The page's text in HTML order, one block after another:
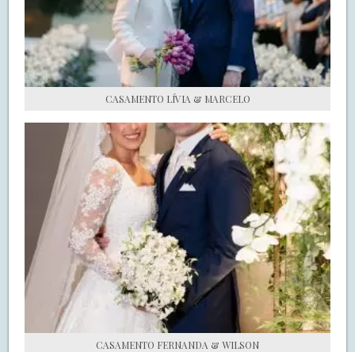
FALE COM O SAY I DO
CASAMENTO LÍVIA & MARCELO
CASAMENTO FERNANDA & WILSON